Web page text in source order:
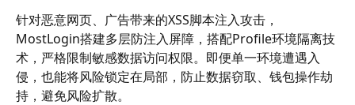
针对恶意网页、广告带来的XSS脚本注入攻击，
MostLogin搭建多层防注入屏障，搭配Profile环境隔离技
术，严格限制敏感数据访问权限。即便单一环境遭遇入
侵，也能将风险锁定在局部，防止数据窃取、钱包操作劫
持，避免风险扩散。